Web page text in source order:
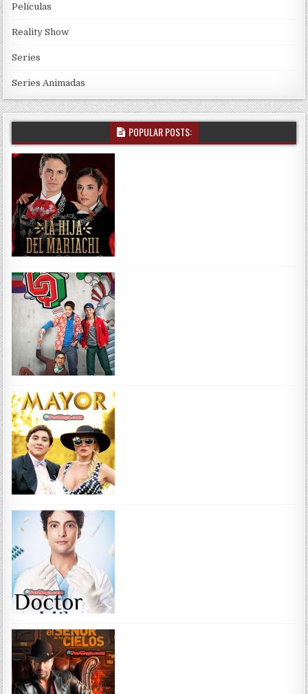
Películas
Reality Show
Series
Series Animadas
POPULAR POSTS: